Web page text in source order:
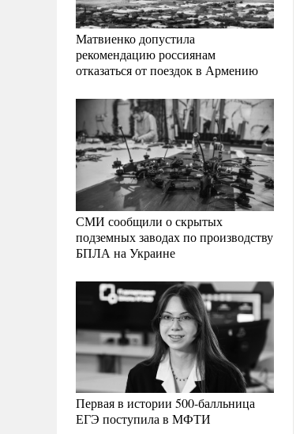
Матвиенко допустила
рекомендацию россиянам
отказаться от поездок в Армению
СМИ сообщили о скрытых
подземных заводах по производству
БПЛА на Украине
Первая в истории 500-балльница
ЕГЭ поступила в МФТИ